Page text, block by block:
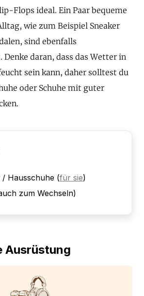
Flops ideal. Ein Paar bequeme
wie zum Beispiel Sneaker
sind ebenfalls
daran, dass das Wetter in
sein kann, daher solltest du
oder Schuhe mit guter
/ Hausschuhe (für sie)
zum Wechseln)
Ausrüstung